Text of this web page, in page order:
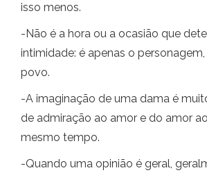
isso menos.
-Não é a hora ou a ocasião que
intimidade: é apenas o
povo.
-A imaginação de uma dama é
de admiração ao amor e do amor
mesmo tempo.
-Quando uma opinião é geral,